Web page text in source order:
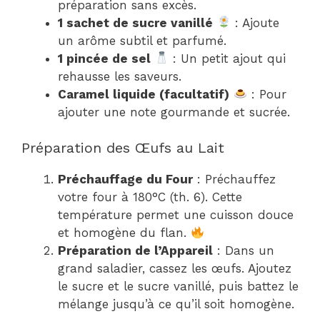
préparation sans excès.
1 sachet de sucre vanillé
: Ajoute
un arôme subtil et parfumé.
1 pincée de sel
: Un petit ajout qui
rehausse les saveurs.
Caramel liquide (facultatif)
: Pour
ajouter une note gourmande et sucrée.
Préparation des Œufs au Lait
Préchauffage du Four: Préchauffez
votre four à 180°C (th. 6). Cette
température permet une cuisson douce
et homogène du flan.
Préparation de l’Appareil : Dans un
grand saladier, cassez les œufs. Ajoutez
le sucre et le sucre vanillé, puis battez le
mélange jusqu’à ce qu’il soit homogène.